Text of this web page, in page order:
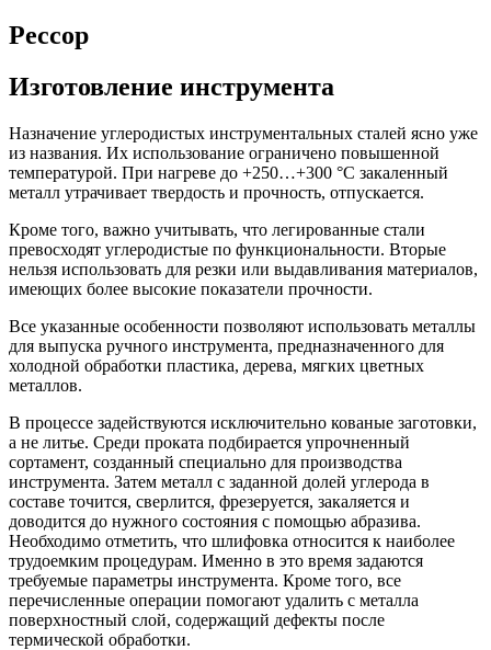
Рессор
Изготовление инструмента
Назначение углеродистых инструментальных сталей ясно уже
из названия. Их использование ограничено повышенной
температурой. При нагреве до +250…+300 °C закаленный
металл утрачивает твердость и прочность, отпускается.
Кроме того, важно учитывать, что легированные стали
превосходят углеродистые по функциональности. Вторые
нельзя использовать для резки или выдавливания материалов,
имеющих более высокие показатели прочности.
Все указанные особенности позволяют использовать металлы
для выпуска ручного инструмента, предназначенного для
холодной обработки пластика, дерева, мягких цветных
металлов.
В процессе задействуются исключительно кованые заготовки,
а не литье. Среди проката подбирается упрочненный
сортамент, созданный специально для производства
инструмента. Затем металл с заданной долей углерода в
составе точится, сверлится, фрезеруется, закаляется и
доводится до нужного состояния с помощью абразива.
Необходимо отметить, что шлифовка относится к наиболее
трудоемким процедурам. Именно в это время задаются
требуемые параметры инструмента. Кроме того, все
перечисленные операции помогают удалить с металла
поверхностный слой, содержащий дефекты после
термической обработки.